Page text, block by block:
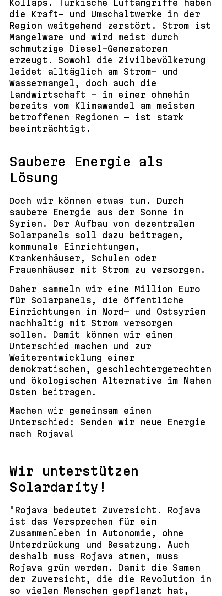
Kollaps. Türkische Luftangriffe haben
die Kraft- und Umschaltwerke in der
Region weitgehend zerstört. Strom ist
Mangelware und wird meist durch
schmutzige Diesel-Generatoren
erzeugt. Sowohl die Zivilbevölkerung
leidet alltäglich am Strom- und
Wassermangel, doch auch die
Landwirtschaft – in einer ohnehin
bereits vom Klimawandel am meisten
betroffenen Regionen – ist stark
beeinträchtigt.
Saubere Energie als
Lösung
Doch wir können etwas tun. Durch
saubere Energie aus der Sonne in
Syrien. Der Aufbau von dezentralen
Solarpanels soll dazu beitragen,
kommunale Einrichtungen,
Krankenhäuser, Schulen oder
Frauenhäuser mit Strom zu versorgen.
Daher sammeln wir eine Million Euro
für Solarpanels, die öffentliche
Einrichtungen in Nord- und Ostsyrien
nachhaltig mit Strom versorgen
sollen. Damit können wir einen
Unterschied machen und zur
Weiterentwicklung einer
demokratischen, geschlechtergerechten
und ökologischen Alternative im Nahen
Osten beitragen.
Machen wir gemeinsam einen
Unterschied: Senden wir neue Energie
nach Rojava!
Wir unterstützen
Solardarity!
"Rojava bedeutet Zuversicht. Rojava
ist das Versprechen für ein
Zusammenleben in Autonomie, ohne
Unterdrückung und Besatzung. Auch
deshalb muss Rojava atmen, muss
Rojava grün werden. Damit die Samen
der Zuversicht, die die Revolution in
so vielen Menschen gepflanzt hat,